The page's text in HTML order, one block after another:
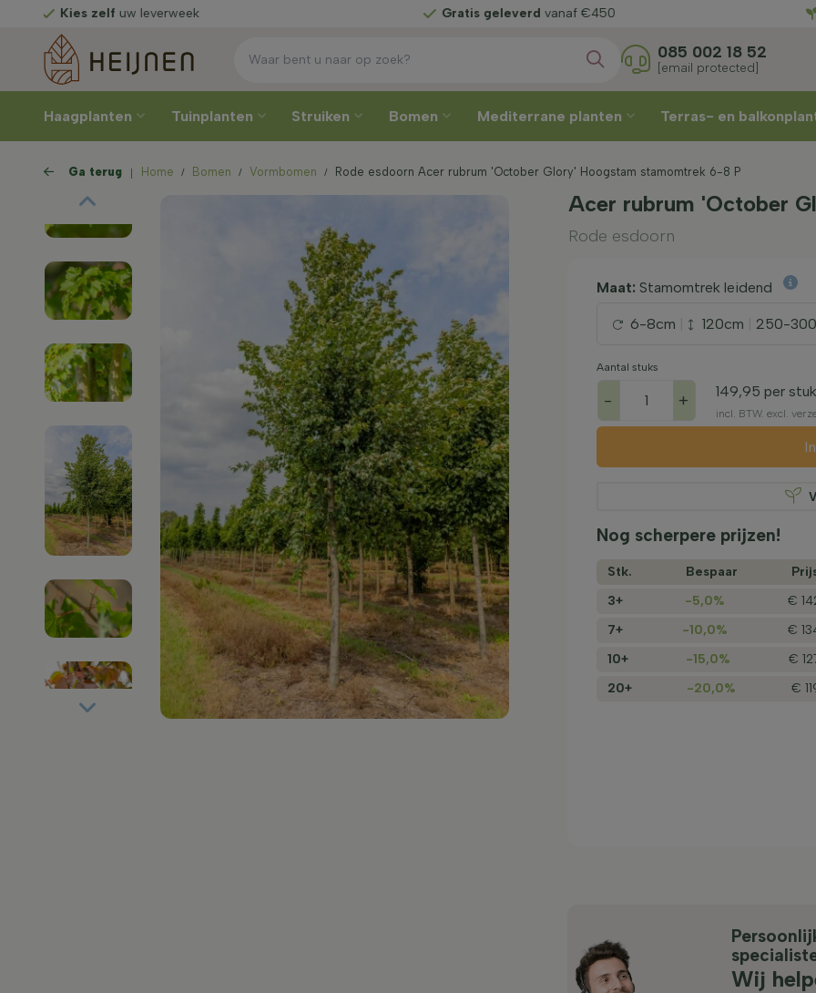
Rechtstreeksvan de kweker Kies zelfuw leverweek
085 002 18 52
[email protected]
Haagplanten Tuinplanten Struiken Bomen Mediterrane planten Terras- en
Ga terug Home Bomen Vormbomen Rode esdoorn Acer rubrum 'October Glory' Hoogstam stamomtrek 6-8 P
Acer rubrum 'October
Rode esdoorn
Maat: Stamomtrek leidend
6-8cm 120cm 250-
Aantal stuks
- + 149,95 per stuk
incl. BTW. excl.
Nog scherpere prijzen!
Stk. Bespaar
3+
-5,0%
€
7+
-10,0%
€
10+
-15,0%
€
20+
-20,0% €
Wij